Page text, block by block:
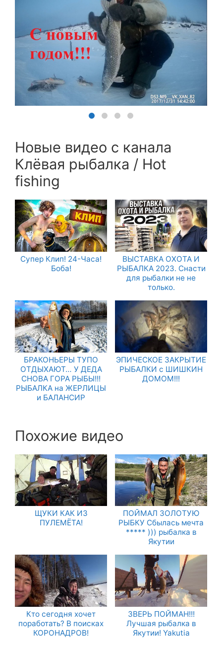
Новые видео с канала
Клёвая рыбалка / Hot
fishing
Супер Клип! 24-Часа!
Боба!
ВЫСТАВКА ОХОТА И
РЫБАЛКА 2023. Снасти
для рыбалки не не
только.
БРАКОНЬЕРЫ ТУПО
ОТДЫХАЮТ… У ДЕДА
СНОВА ГОРА РЫБЫ!!!
РЫБАЛКА на ЖЕРЛИЦЫ
и БАЛАНСИР
ЭПИЧЕСКОЕ ЗАКРЫТИЕ
РЫБАЛКИ с ШИШКИН
ДОМОМ!!!
Похожие видео
ЩУКИ КАК ИЗ
ПУЛЕМЁТА!
ПОЙМАЛ ЗОЛОТУЮ
РЫБКУ Сбылась мечта
***** ))) рыбалка в
Якутии
Кто сегодня хочет
поработать? В поисках
КОРОНАДРОВ!
ЗВЕРЬ ПОЙМАН!!!
Лучшая рыбалка в
Якутии! Yakutia